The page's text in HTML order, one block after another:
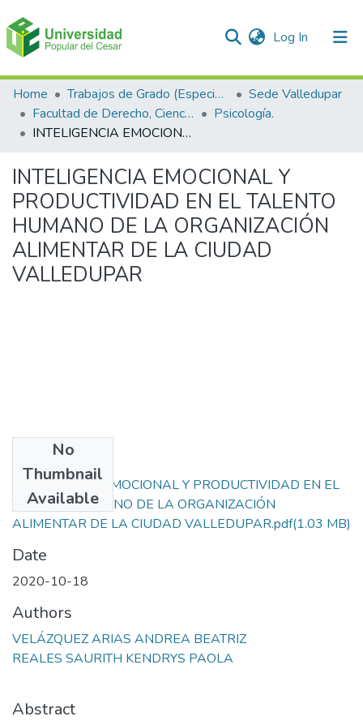
Log In (current)
Communities & Collections
All of DSpace
Home Trabajos de Grado (Especializaciones y Pregrados)
Sede Valledupar
Facultad de Derecho, Ciencias Políticas y Sociales.
Psicología.
INTELIGENCIA EMOCIONAL Y PRODUCTIVIDAD EN EL TALENTO HUMANO DE LA ORGANIZACIÓN ALIMENTAR DE LA CIUDAD VALLEDUPAR
INTELIGENCIA EMOCIONAL Y
PRODUCTIVIDAD EN EL TALENTO
HUMANO DE LA ORGANIZACIÓN
ALIMENTAR DE LA CIUDAD
VALLEDUPAR
No
Thumbnail
Available
INTELIGENCIA EMOCIONAL Y PRODUCTIVIDAD EN EL
TALENTO HUMANO DE LA ORGANIZACIÓN
ALIMENTAR DE LA CIUDAD VALLEDUPAR.pdf(1.03 MB)
Date
2020-10-18
Authors
VELÁZQUEZ ARIAS ANDREA BEATRIZ
REALES SAURITH KENDRYS PAOLA
Abstract